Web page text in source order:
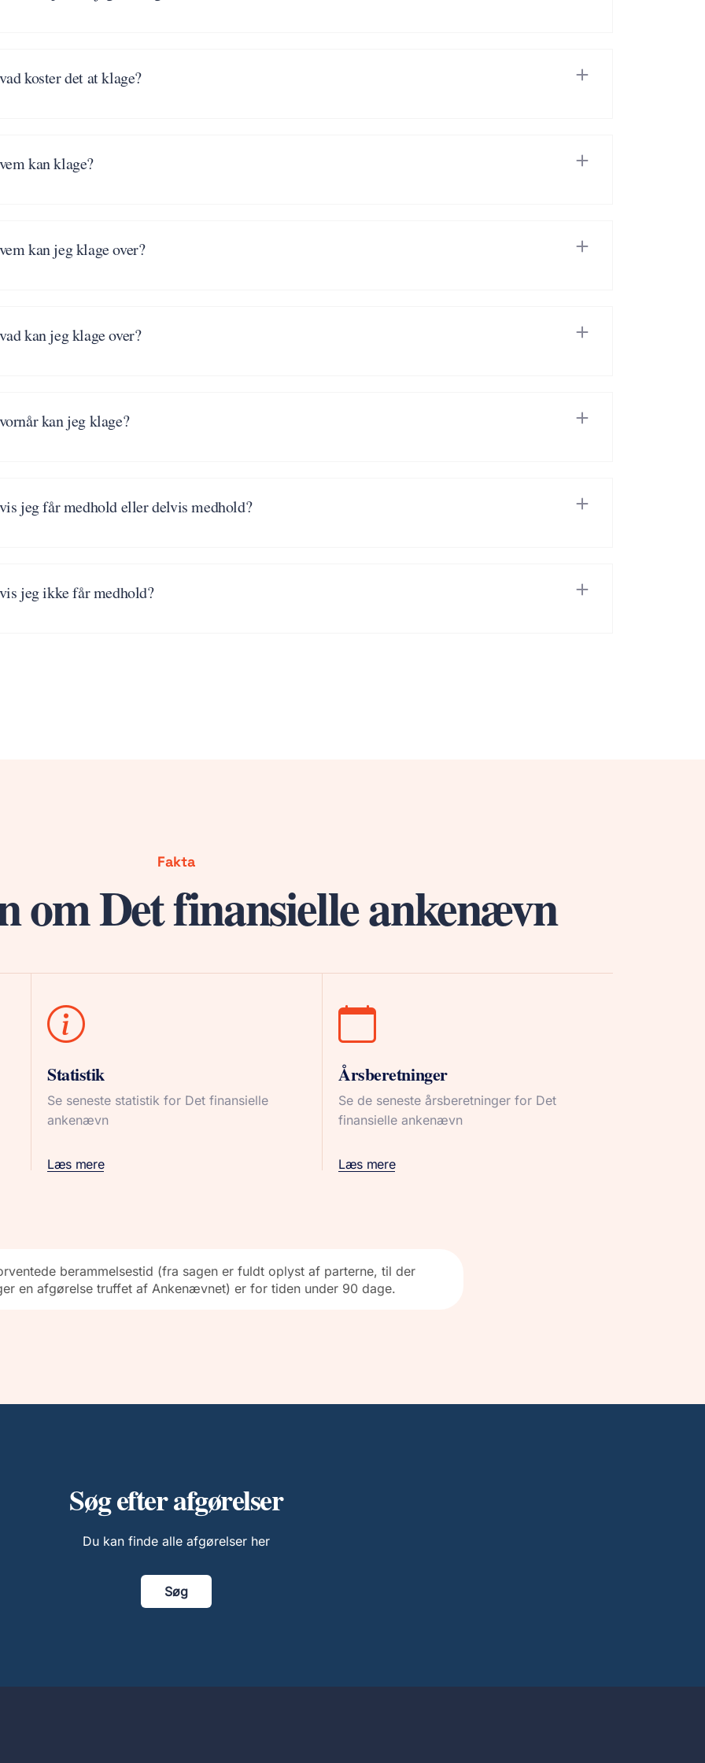
koster det at klage?
kan klage?
kan jeg klage over?
kan jeg klage over?
kan jeg klage?
jeg får medhold eller delvis medhold?
jeg ikke får medhold?
Fakta
om Det finansielle ankenævn
Statistik
Se seneste statistik for Det finansielle
ankenævn
Læs mere
Årsberetninger
Se de seneste årsberetninger for Det
finansielle ankenævn
Læs mere
berammelsestid (fra sagen er fuldt oplyst af parterne, til der
en afgørelse truffet af Ankenævnet) er for tiden under 90 dage.
Søg efter afgørelser
Du kan finde alle afgørelser her
Søg